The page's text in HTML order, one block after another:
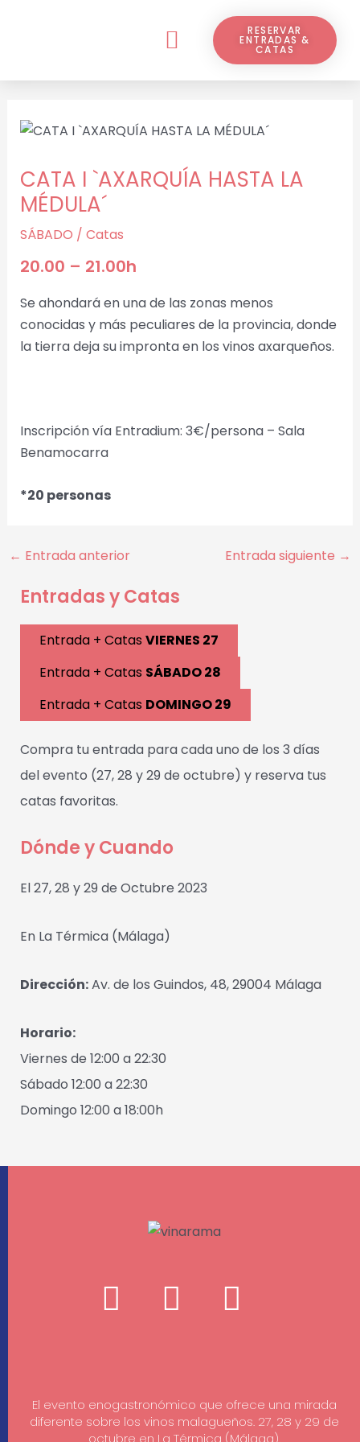
Menú RESERVAR
ENTRADAS &
CATAS
CATA I `AXARQUÍA HASTA LA
MÉDULA´
SÁBADO / Catas
20.00 – 21.00h
Se ahondará en una de las zonas menos
conocidas y más peculiares de la provincia, donde
la tierra deja su impronta en los vinos axarqueños.
Inscripción vía Entradium: 3€/persona – Sala
Benamocarra
*20 personas
← Entrada anterior Entrada siguiente →
Entradas y Catas
Entrada + CatasVIERNES 27
Entrada + Catas SÁBADO 28
Entrada + Catas DOMINGO 29
Compra tu entrada para cada uno de los 3 días
del evento (27, 28 y 29 de octubre) y reserva tus
catas favoritas.
Dónde y Cuando
El 27, 28 y 29 de Octubre 2023
En La Térmica (Málaga)
Dirección:Av. de los Guindos, 48, 29004 Málaga
Horario:
Viernes de 12:00 a 22:30
Sábado 12:00 a 22:30
Domingo 12:00 a 18:00h
El evento enogastronómico que ofrece una mirada
diferente sobre los vinos malagueños. 27, 28 y 29 de
octubre en La Térmica (Málaga).